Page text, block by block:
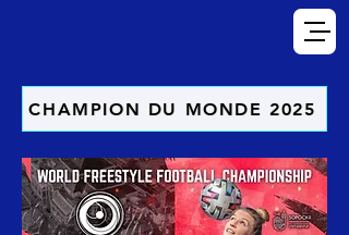
CHAMPION DU MONDE 2025